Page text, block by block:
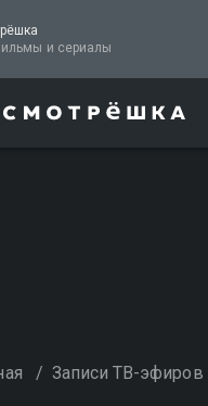
ТВ, фильмы и сериалы
/ Записи ТВ-эфиров